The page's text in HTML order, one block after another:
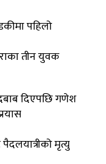
पहिलो
तीन युवक
दिएपछि गणेश
मृत्यु